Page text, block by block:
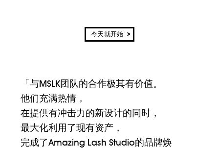
今天就开始
「与MSLK团队的合作极其有价值。
他们充满热情，
在提供有冲击力的新设计的同时，
最大化利用了现有资产，
完成了Amazing Lash Studio的品牌焕